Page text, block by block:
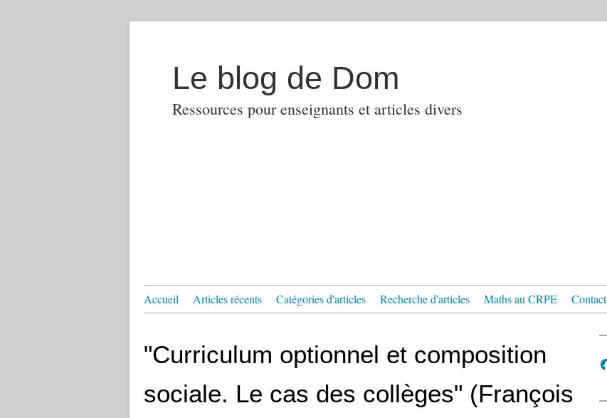
Le blog de Dom
Ressources pour enseignants et articles divers
Accueil Articles récents Catégories d'articles Recherche d'articles Maths au CRPE Contact
"Curriculum optionnel et composition
sociale. Le cas des collèges" (François